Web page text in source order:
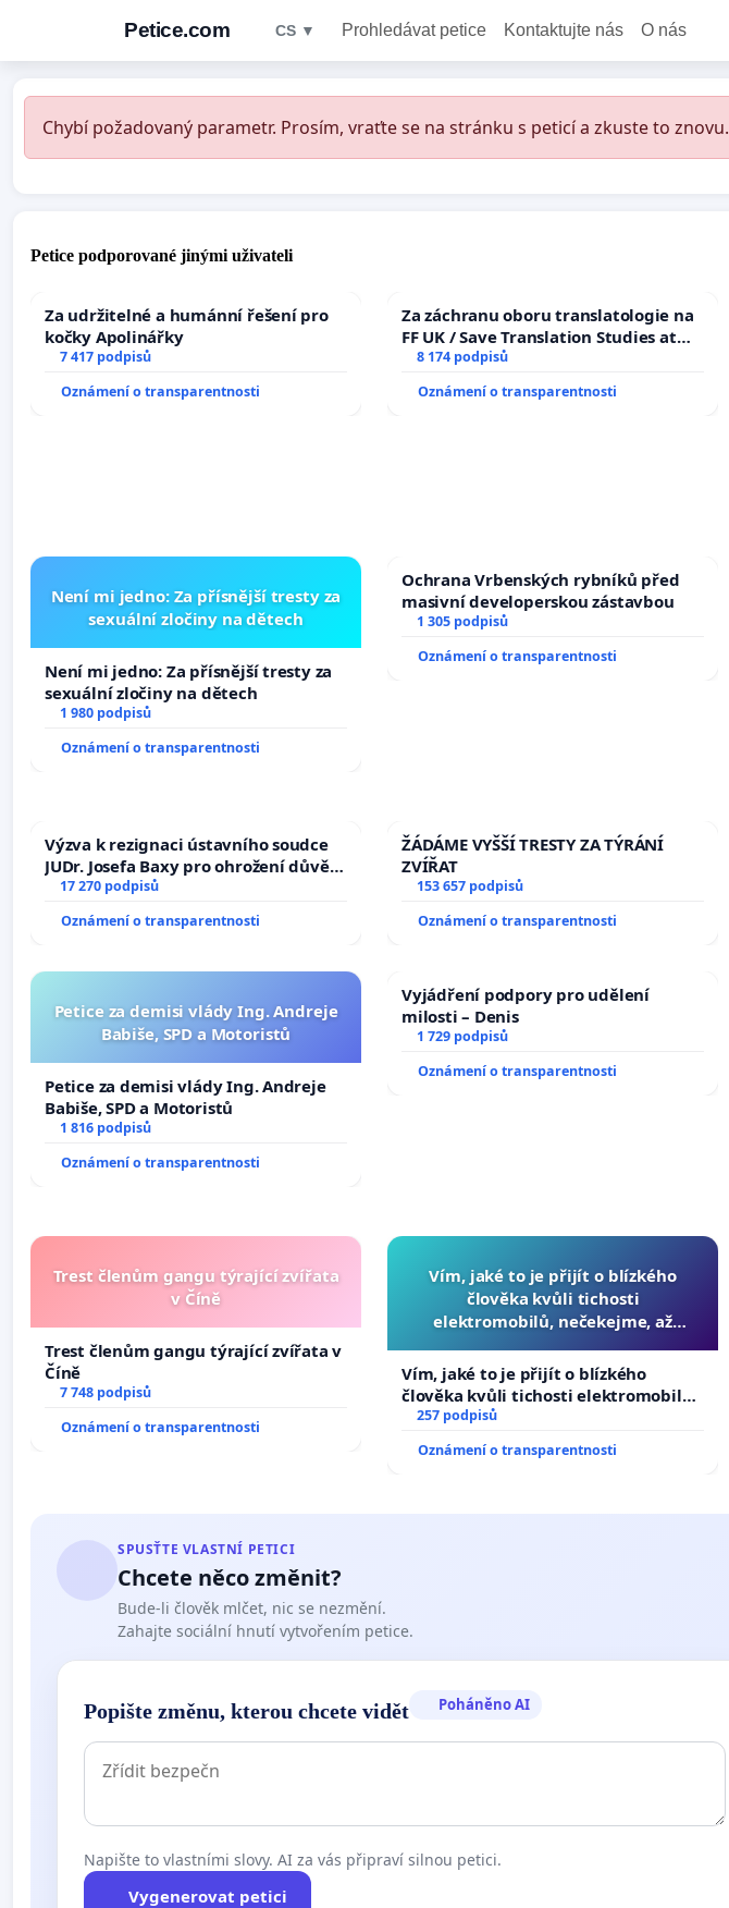
Petice.com CS ▼ Prohledávat petice Kontaktujte nás O nás
Chybí požadovaný parametr. Prosím, vraťte se na stránku s peticí a zkuste to znovu.
Petice podporované jinými uživateli
Za udržitelné a humánní řešení pro
kočky Apolinářky
7 417 podpisů
Oznámení o transparentnosti
Za záchranu oboru translatologie na
FF UK / Save Translation Studies at
the Faculty of Arts, Charles
University
8 174 podpisů
Oznámení o transparentnosti
Není mi jedno: Za přísnější tresty za
sexuální zločiny na dětech
Není mi jedno: Za přísnější tresty za
sexuální zločiny na dětech
1 980 podpisů
Oznámení o transparentnosti
Ochrana Vrbenských rybníků před
masivní developerskou zástavbou
1 305 podpisů
Oznámení o transparentnosti
Výzva k rezignaci ústavního soudce
JUDr. Josefa Baxy pro ohrožení důvěry
ve spravedlivý proces
17 270 podpisů
Oznámení o transparentnosti
ŽÁDÁME VYŠŠÍ TRESTY ZA TÝRÁNÍ
ZVÍŘAT
153 657 podpisů
Oznámení o transparentnosti
Petice za demisi vlády Ing. Andreje
Babiše, SPD a Motoristů
Petice za demisi vlády Ing. Andreje
Babiše, SPD a Motoristů
1 816 podpisů
Oznámení o transparentnosti
Vyjádření podpory pro udělení
milosti – Denis
1 729 podpisů
Oznámení o transparentnosti
Trest členům gangu týrající zvířata
v Číně
Trest členům gangu týrající zvířata v
Číně
7 748 podpisů
Oznámení o transparentnosti
Vím, jaké to je přijít o blízkého
člověka kvůli tichosti
elektromobilů, nečekejme, až
auta!
Vím, jaké to je přijít o blízkého
člověka kvůli tichosti elektromobilů,
nečekejme, až přibydou další,
zaveďme slyšitelná auta!
257 podpisů
Oznámení o transparentnosti
SPUSŤTE VLASTNÍ PETICI
Chcete něco změnit?
Bude-li člověk mlčet, nic se nezmění.
Zahajte sociální hnutí vytvořením petice.
Popište změnu, kterou chcete vidět Poháněno AI
Napište to vlastními slovy. AI za vás připraví silnou petici.
Vygenerovat petici